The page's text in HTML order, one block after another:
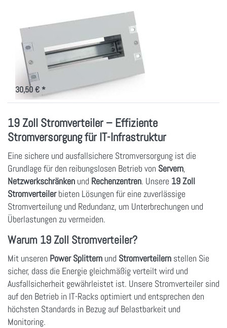
10"
Schutzschalterleiste
mit Hutschiene
Schutzschalterleiste für 10"-
Technik
30,50 € *
19 Zoll Stromverteiler – Effiziente
Stromversorgung für IT-Infrastruktur
Eine sichere und ausfallsichere Stromversorgung ist die
Grundlage für den reibungslosen Betrieb von Servern,
Netzwerkschränken und Rechenzentren. Unsere 19 Zoll
Stromverteilerbieten Lösungen für eine zuverlässige
Stromverteilung und Redundanz, um Unterbrechungen und
Überlastungen zu vermeiden.
Warum 19 Zoll Stromverteiler?
Mit unseren Power Splittern und Stromverteilern stellen Sie
sicher, dass die Energie gleichmäßig verteilt wird und
Ausfallsicherheit gewährleistet ist. Unsere Stromverteiler sind
auf den Betrieb in IT-Racks optimiert und entsprechen den
höchsten Standards in Bezug auf Belastbarkeit und
Monitoring.